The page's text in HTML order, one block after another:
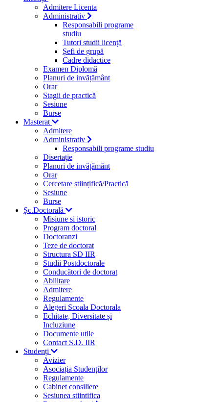
Admitere Licenta
Administrativ
Responsabili programe
studiu
Tutori studii licență
Şefi de grupă
Cadre didactice
Examen Diplomă
Planuri de invățământ
Orar
Stagii de practică
Sesiune
Burse
Masterat
Admitere
Administrativ
Responsabili programe studiu
Disertație
Planuri de invățământ
Orar
Cercetare științifică/Practică
Sesiune
Burse
Șc.Doctorală
Misiune si istoric
Program doctoral
Doctoranzi
Teze de doctorat
Structura SD IIR
Studii Postdoctorale
Conducători de doctorat
Abilitare
Admitere
Regulamente
Alegeri Scoala Doctorala
Echitate, Diversitate și
Incluziune
Documente utile
Contact S.D. IIR
Studenți
Avizier
Asociația Studenților
Regulamente
Cabinet consiliere
Sesiunea stiintifica